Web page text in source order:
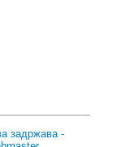
задржава -